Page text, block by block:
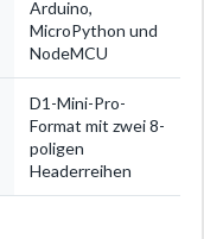
Arduino,
MicroPython und
NodeMCU
D1-Mini-Pro-
Format mit zwei 8-
poligen
Headerreihen